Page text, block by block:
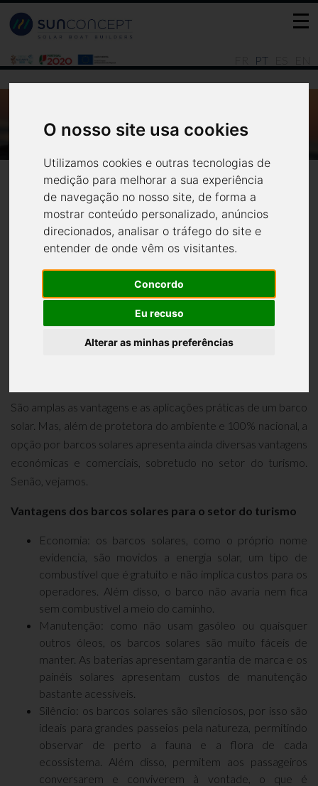
PT
O nosso site usa cookies
Utilizamos cookies e outras tecnologias de
medição para melhorar a sua experiência
de navegação no nosso site, de forma a
mostrar conteúdo personalizado, anúncios
direcionados, analisar o tráfego do site e
entender de onde vêm os visitantes.
Concordo
Eu recuso
Alterar as minhas preferências
PARA OPERADORES TURÍSTICOS?
Notícias
Porque os barcos solares são
ideais para operadores
São amplas as vantagens e as aplicações práticas de um barco
solar. Mas, além de protetora do ambiente e 100% nacional, a
opção por barcos solares apresenta ainda diversas vantagens
económicas e comerciais, sobretudo no setor do turismo.
Senão, vejamos.
Vantagens dos barcos solares para o setor do turismo
Economia: os barcos solares, como o próprio nome
evidencia, são movidos a energia solar, um tipo de
combustível que é gratuito e não implica custos para os
operadores. Além disso, o barco não avaria nem fica
sem combustível a meio do caminho.
Manutenção: como não usam gasóleo ou quaisquer
outros óleos, os barcos solares são muito fáceis de
manter. As baterias apresentam garantia de marca e os
painéis solares apresentam custos de manutenção
bastante acessíveis.
Silêncio: os barcos solares são silenciosos, por isso são
ideais para grandes passeios pela natureza, permitindo
observar de perto a fauna e a flora de cada
ecossistema. Além disso, permitem aos passageiros
conversarem e conviverem à vontade, o que é